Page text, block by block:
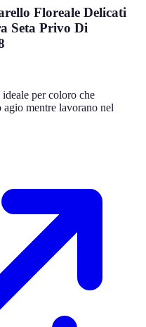
Floreale Delicati
Seta Privo Di
per coloro che
agio mentre lavorano nel